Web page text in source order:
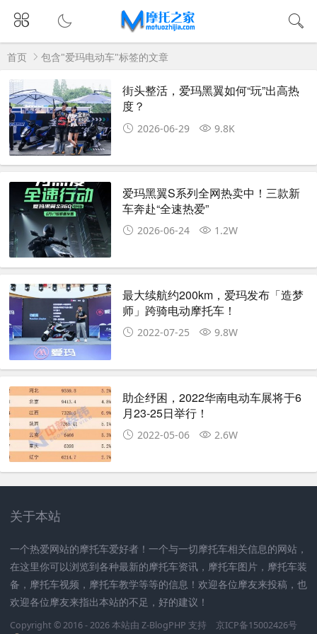
首页 包含"爱玛电动车"标签的文章
街头整活，爱玛黑翼如何“玩”出高热
度？
2026-06-29 9.8K
爱玛黑翼S系列全网热卖中！三款新
车奔赴“全速热爱”
2026-06-24 1.2W
最大续航约200km，爱玛发布「造梦
师」跨骑电动摩托车！
2022-07-25 9.8W
助企纾困，2022华南电动车展将于6
月23-25日举行！
2022-05-06 2.6W
关于本站
一个热爱网站的摩托车爱好者！一个与一切摩托车相关信息的网站，
在这里你可以浏览到各种最新的摩托车资讯，摩托车图片，摩托车装
备，摩托车视频，摩托车教学等等的信息！欢迎各位摩友来投稿，也
欢迎各位摩友来指出本站的不足，好的建议！
Copyright © 2016 - 2026 本站由 Z-BlogPHP 支持 京ICP备15002426号